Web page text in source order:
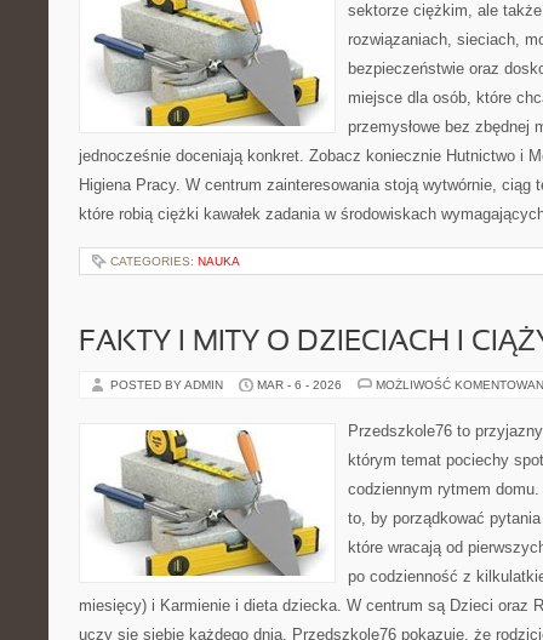
sektorze ciężkim, ale
rozwiązaniach, sieciach,
bezpieczeństwie oraz
miejsce dla osób, które
przemysłowe bez zbędnej
jednocześnie doceniają konkret. Zobacz koniecznie Hutnictwo i
Higiena Pracy. W centrum zainteresowania stoją wytwórnie, ciąg
które robią ciężki kawałek zadania w środowiskach
CATEGORIES: NAUKA
FAKTY I MITY O DZIECIACH I
POSTED BY ADMIN MAR - 6 - 2026 MOŻLIWOŚĆ
Przedszkole76 to
którym temat pociechy
codziennym rytmem
to, by porządkować
które wracają od
po codzienność z
miesięcy) i Karmienie i dieta dziecka. W centrum są Dzieci oraz
uczy się siebie każdego dnia. Przedszkole76 pokazuje, że